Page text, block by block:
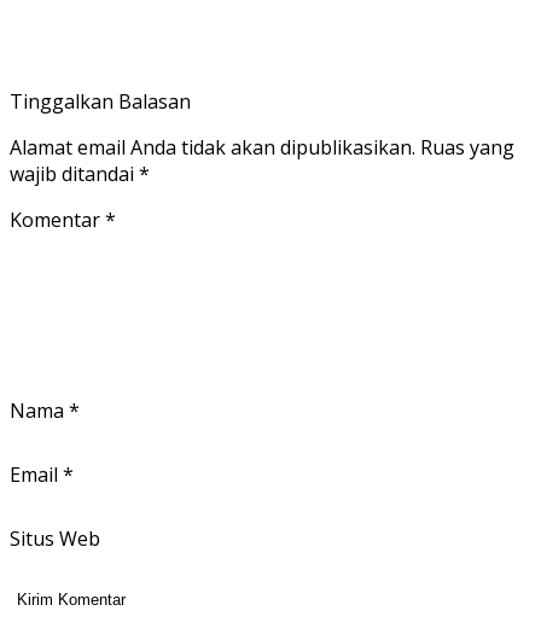
Tinggalkan Balasan
Alamat email Anda tidak akan dipublikasikan. Ruas yang
wajib ditandai *
Komentar*
Nama *
Email *
Situs Web